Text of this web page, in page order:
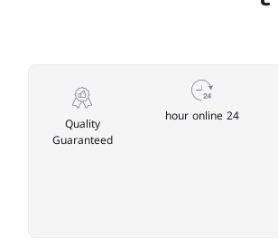
24 hour online
Quality
Guaranteed